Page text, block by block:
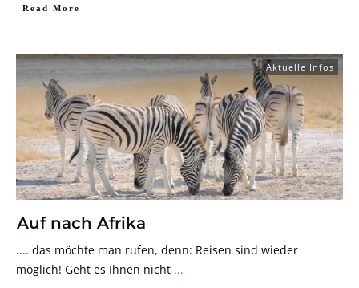
Read More
Aktuelle Infos
Auf nach Afrika
.... das möchte man rufen, denn: Reisen sind wieder
möglich! Geht es Ihnen nicht ...